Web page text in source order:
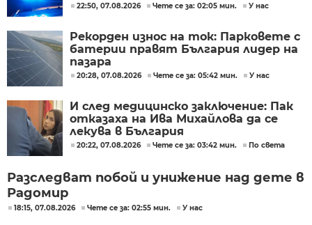
22:50, 07.08.2026 Чете се за: 02:05 мин. У нас
Рекорден износ на ток: Парковете с
батерии правят България лидер на
пазара
20:28, 07.08.2026 Чете се за: 05:42 мин. У нас
И след медицинско заключение: Пак
отказаха на Ива Михайлова да се
лекува в България
20:22, 07.08.2026 Чете се за: 03:42 мин. По света
Разследват побой и унижение над дете в
Радомир
18:15, 07.08.2026 Чете се за: 02:55 мин. У нас